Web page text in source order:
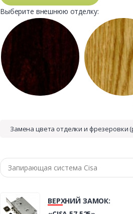
Выберите внешнюю отделку:
Замена цвета отделки и фрезеровки
ВЕРХНИЙ ЗАМОК: